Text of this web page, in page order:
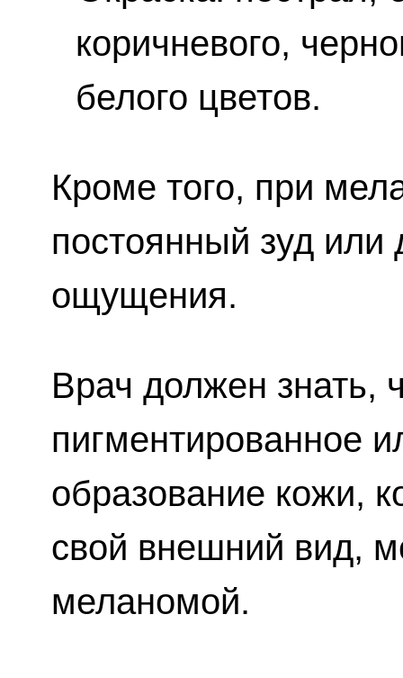
коричневого,
белого цветов.
Кроме того, при
постоянный зуд или
ощущения.
Врач должен знать,
пигментированное
образование кожи,
свой внешний вид,
меланомой.